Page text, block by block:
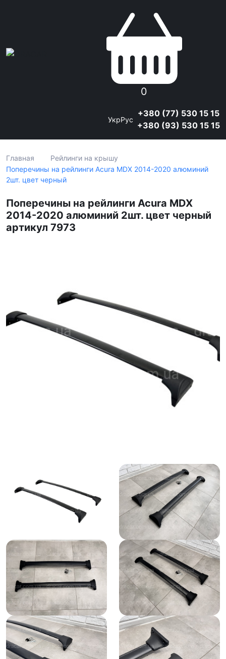
0
УкрРус
+380 (77) 530 15 15
+380 (93) 530 15 15
Главная
Рейлинги на крышу
Поперечины на рейлинги Acura MDX 2014-2020 алюминий
2шт. цвет черный
Поперечины на рейлинги Acura MDX
2014-2020 алюминий 2шт. цвет черный
артикул 7973